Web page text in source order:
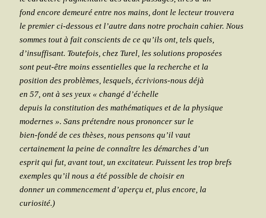
fond encore demeu­ré entre nos mains, dont le lec­teur trouvera
le pre­mier ci-des­sous et l’autre dans notre pro­chain cahier. Nous
sommes tout à fait conscients de ce qu’ils ont, tels quels,
d’insuffisant. Tou­te­fois, chez Turel, les solu­tions proposées
sont peut-être moins essen­tielles que la recherche et la
posi­tion des pro­blèmes, les­quels, écri­vions-nous déjà
en 57, ont à ses yeux « chan­gé d’échelle
depuis la consti­tu­tion des mathé­ma­tiques et de la physique
modernes ». Sans pré­tendre nous pro­non­cer sur le
bien-fon­dé de ces thèses, nous pen­sons qu’il vaut
cer­tai­ne­ment la peine de connaître les démarches d’un
esprit qui fut, avant tout, un exci­ta­teur. Puissent les trop brefs
exemples qu’il nous a été pos­sible de choi­sir en
don­ner un com­men­ce­ment d’aperçu et, plus encore, la
curiosité.)